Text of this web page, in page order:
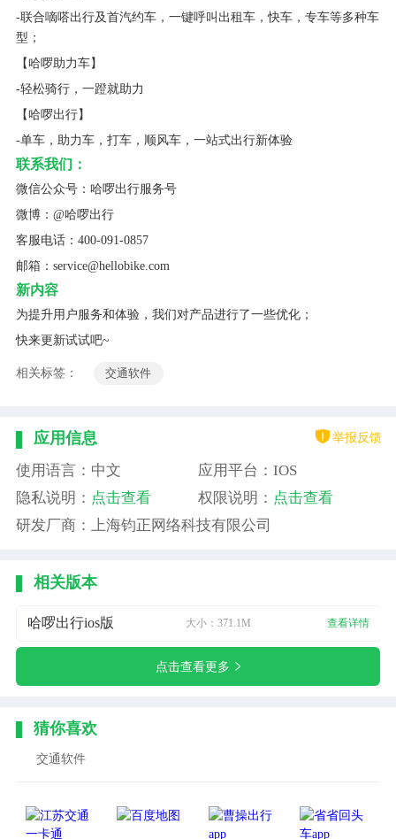
-联合嘀嗒出行及首汽约车，一键呼叫出租车，快车，专车等多种车
型；
【哈啰助力车】
-轻松骑行，一蹬就助力
【哈啰出行】
-单车，助力车，打车，顺风车，一站式出行新体验
联系我们：
微信公众号：哈啰出行服务号
微博：@哈啰出行
客服电话：400-091-0857
邮箱：service@hellobike.com
新内容
为提升用户服务和体验，我们对产品进行了一些优化；
快来更新试试吧~
相关标签： 交通软件
应用信息 举报反馈
使用语言：中文
应用平台：IOS
隐私说明： 点击查看 权限说明： 点击查看
研发厂商：上海钧正网络科技有限公司
相关版本
哈啰出行ios版 大小：371.1M 查看详情
点击查看更多
猜你喜欢
交通软件